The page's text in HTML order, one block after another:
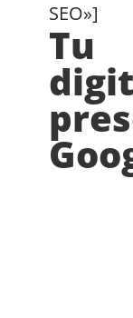
SEO»]